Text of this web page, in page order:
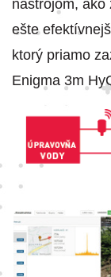
nástrojom,
ešte
ktorý priamo
Enigma 3m